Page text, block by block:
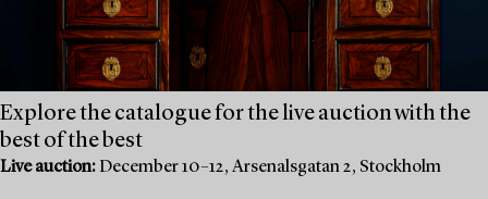
Explore the catalogue for the live auction with the
best of the best
Live auction: December 10–12, Arsenalsgatan 2, Stockholm